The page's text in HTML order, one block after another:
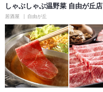
しゃぶしゃぶ温野菜 自由が丘店
居酒屋 自由が丘